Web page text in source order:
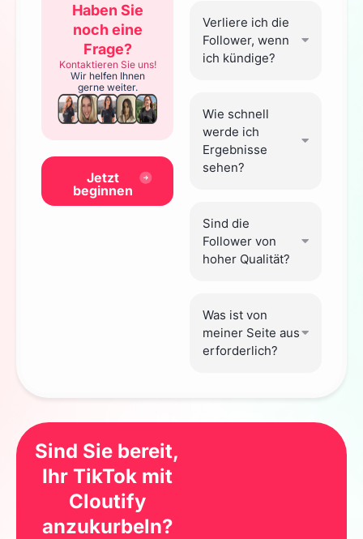
Jetzt
beginnen
Haben Sie
noch eine
Frage?
Kontaktieren Sie uns!
Wir helfen Ihnen
gerne weiter.
Verliere ich die
Follower, wenn
ich kündige?
Wie schnell
werde ich
Ergebnisse
sehen?
Sind die
Follower von
hoher Qualität?
Was ist von
meiner Seite aus
erforderlich?
Sind Sie bereit,
Ihr TikTok mit
Cloutify
anzukurbeln?